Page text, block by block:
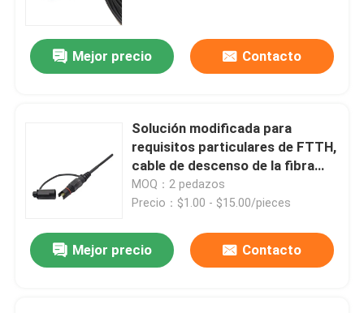
Mejor precio Contacto
Solución modificada para
requisitos particulares de FTTH,
cable de descenso de la fibra
para directo aéreo enterrado
MOQ：2 pedazos
Precio：$1.00 - $15.00/pieces
Mejor precio Contacto